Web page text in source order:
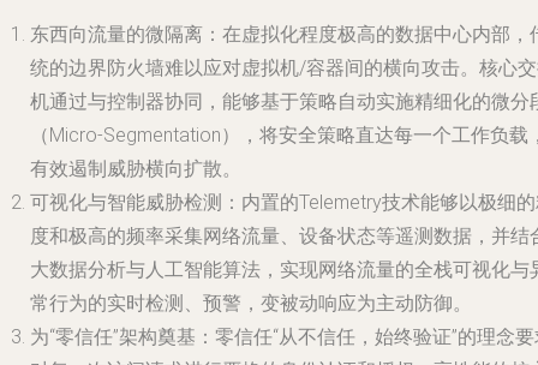
东西向流量的微隔离：在虚拟化程度极高的数据中心内部，
统的边界防火墙难以应对虚拟机/容器间的横向攻击。核心
机通过与控制器协同，能够基于策略自动实施精细化的微分
（Micro-Segmentation），将安全策略直达每一个工作负载
有效遏制威胁横向扩散。
可视化与智能威胁检测：内置的Telemetry技术能够以极细
度和极高的频率采集网络流量、设备状态等遥测数据，并结
大数据分析与人工智能算法，实现网络流量的全栈可视化与
常行为的实时检测、预警，变被动响应为主动防御。
为“零信任”架构奠基：零信任“从不信任，始终验证”的理念